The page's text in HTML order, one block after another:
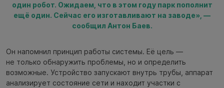
один робот. Ожидаем, что в этом году парк пополнит
ещё один. Сейчас его изготавливают на заводе», —
сообщил Антон Баев.
Он напомнил принцип работы системы. Её цель —
не только обнаружить проблемы, но и определить
возможные. Устройство запускают внутрь трубы, аппарат
анализирует состояние сети и находит участки с